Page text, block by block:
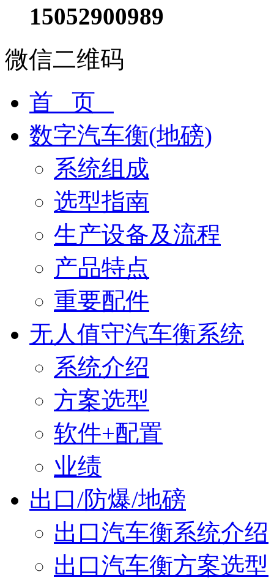
15052900989
微信二维码
首 页
数字汽车衡(地磅)
系统组成
选型指南
生产设备及流程
产品特点
重要配件
无人值守汽车衡系统
系统介绍
方案选型
软件+配置
业绩
出口/防爆/地磅
出口汽车衡系统介绍
出口汽车衡方案选型